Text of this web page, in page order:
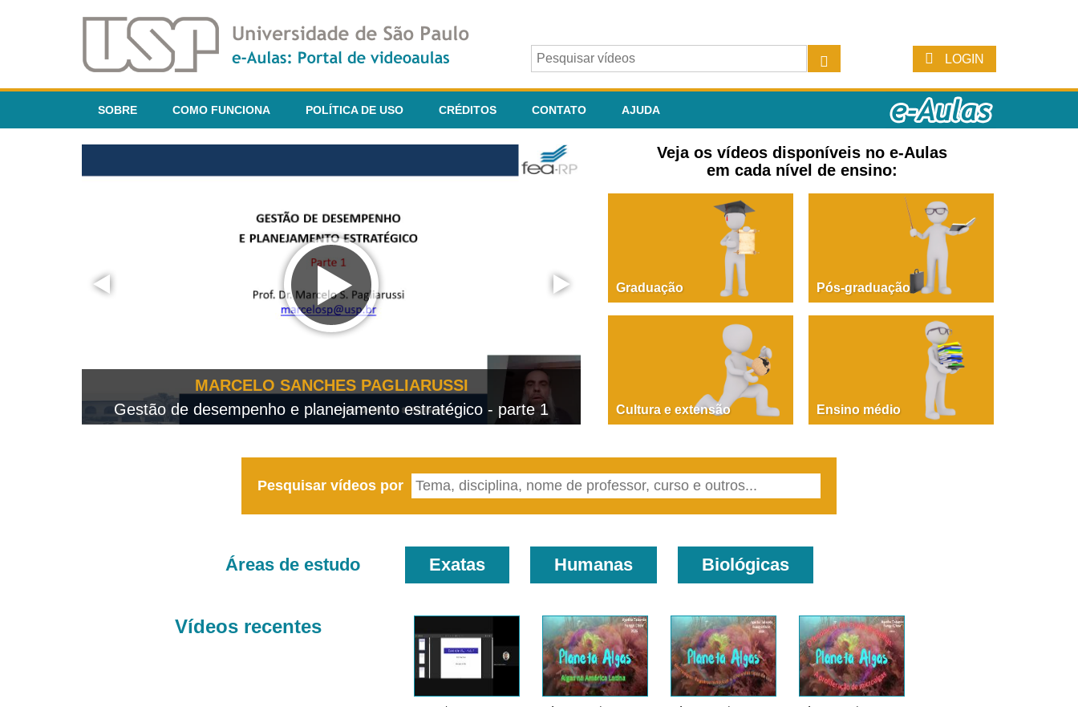
LOGIN
SOBRE COMO FUNCIONA POLÍTICA DE USO CRÉDITOS CONTATO AJUDA
MARCELO SANCHES PAGLIARUSSI
Gestão de desempenho e planejamento estratégico - parte 1
PAOLA GIUSTINA BACCIN
Dire, fare, partire! Aula 1 – parte 1
Veja os vídeos disponíveis no e-Aulas
em cada nível de ensino:
Graduação Pós-graduação
Cultura e extensão Ensino médio
Pesquisar vídeos por
Áreas de estudo Exatas Humanas Biológicas
Vídeos recentes